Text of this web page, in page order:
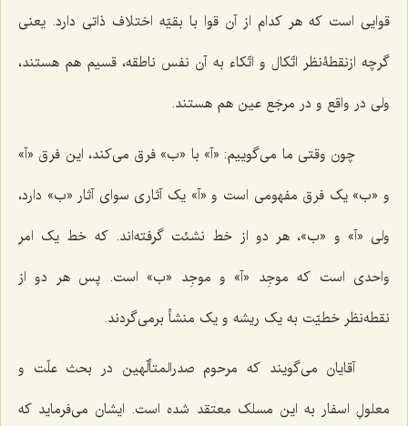
قوایی است که هر کدام از آن قوا با بقیّه اختلاف ذاتی دارد. یعنی
گرچه ازنقطۀنظر اتّکال و اتّکاء به آن نفس ناطقه، قسیم هم هستند،
ولی در واقع و در مرجَع عین هم هستند.
چون وقتی ما می‌گوییم: «آ» با «ب» فرق می‌کند، این فرق «آ»
و «ب» یک فرق مفهومی است و «آ» یک آثاری سوای آثار «ب» دارد،
ولی «آ» و «ب»، هر دو از خط نشئت گرفته‌اند. که خط یک امر
واحدی است که موجِد «آ» و موجِد «ب» است. پس هر دو از
نقطه‌نظر خطیّت به یک ریشه و یک منشأ برمی‌گردند.
آقایان می‌گویند که مرحوم صدرالمتألّهین در بحث علّت و
معلولِ اسفار به این مسلک معتقد شده است. ایشان می‌فرماید که